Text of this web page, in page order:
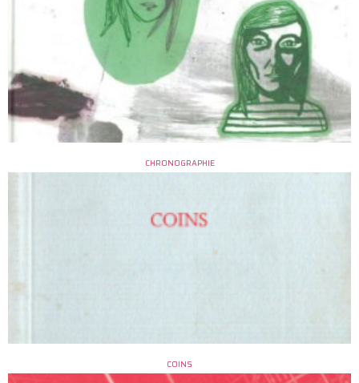
CHRONOGRAPHIE
COINS